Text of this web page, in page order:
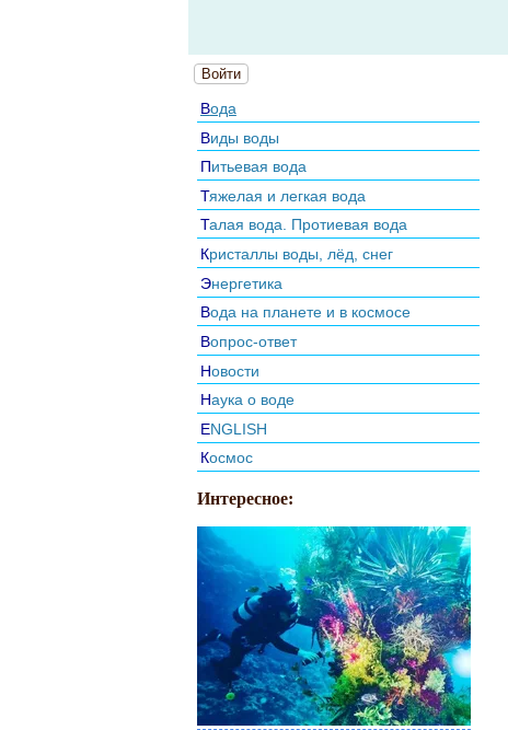
Войти
Вода
Виды воды
Питьевая вода
Тяжелая и легкая вода
Талая вода. Протиевая вода
Кристаллы воды, лёд, снег
Энергетика
Вода на планете и в космосе
Вопрос-ответ
Новости
Наука о воде
ENGLISH
Космос
Интересное: